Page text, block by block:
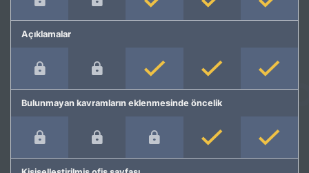
Açıklamalar
Bulunmayan kavramların eklenmesinde öncelik